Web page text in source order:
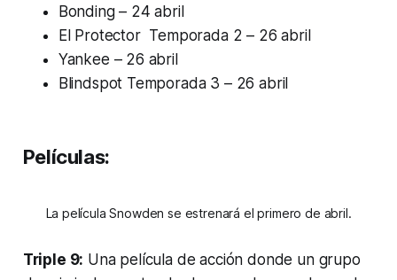
Bonding – 24 abril
El Protector Temporada 2 – 26 abril
Yankee – 26 abril
Blindspot Temporada 3 – 26 abril
Películas:
La película Snowden se estrenará el primero de abril.
Triple 9: Una película de acción donde un grupo